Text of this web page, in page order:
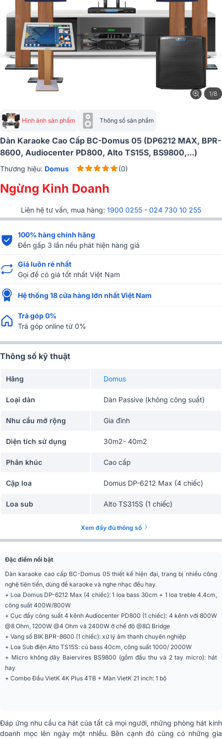
1/8
Hình ảnh sản phẩm Thông số sản phẩm
Dàn Karaoke Cao Cấp BC-Domus 05 (DP6212 MAX, BPR-
8600, Audiocenter PD800, Alto TS15S, BS9800,...)
Thương hiệu: Domus (0)
Ngừng Kinh Doanh
Liên hệ tư vấn, mua hàng: 1900 0255 - 024 730 10 255
100% hàng chính hãng
Đền gấp 3 lần nếu phát hiện hàng giả
Giá luôn rẻ nhất
Gọi để có giá tốt nhất Việt Nam
Hệ thống 18 cửa hàng lớn nhất Việt Nam
Trả góp 0%
Trả góp online từ 0%
Thông số kỹ thuật
Hãng Domus
Loại dàn Dàn Passive (không công suất)
Nhu cầu mở rộng Gia đình
Diện tích sử dụng 30m2- 40m2
Phân khúc Cao cấp
Cặp loa Domus DP-6212 Max (4 chiếc)
Loa sub Alto TS315S (1 chiếc)
Audiocenter PD800 (1 chiếc)
không dây Baiervires BS9800 (1
Đầu phát
Đầu VietK 4K Plus 4TB + Màn
VietK 21 inch
Xem đầy đủ thông số
Đặc điểm nổi bật
Dàn karaoke cao cấp BC-Domus 05 thiết kế hiện đại, trang bị nhiều công
nghệ tiên tiến, dùng để karaoke và nghe nhạc đều hay.
+ Loa Domus DP-6212 Max (4 chiếc): 1 loa bass 30cm + 1 loa treble 4.4cm,
công suất 400W/800W
+ Cục đẩy công suất 4 kênh Audiocenter PD800 (1 chiếc): 4 kênh với 800W
@8 Ohm, 1200W @4 Ohm và 2400W ở chế độ @8Ω Bridge
+ Vang số BIK BPR-8600 (1 chiếc): xử lý âm thanh chuyên nghiệp
+ Loa Sub điện Alto TS15S: củ bass 40cm, công suất 1000/ 2000W
+ Micro không dây Baiervires BS9800 (gồm đầu thu và 2 tay micro): hát
hay
+ Combo Đầu VietK 4K Plus 4TB + Màn VietK 21 inch: 1 bộ
Đáp ứng nhu cầu ca hát của tất cả mọi người, những phòng hát kinh
doanh mọc lên ngày một nhiều. Bên cạnh đó cũng có những gia